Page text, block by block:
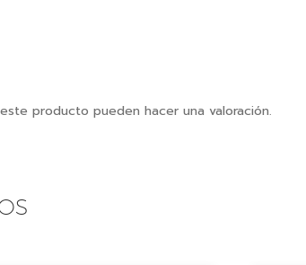
producto pueden hacer una valoración.